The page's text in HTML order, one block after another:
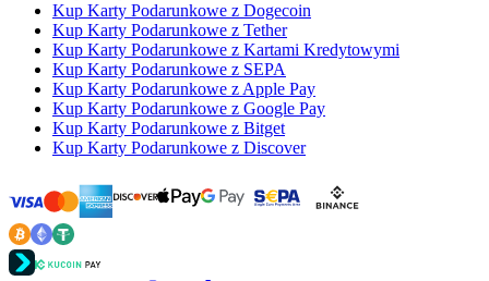
Kup Karty Podarunkowe z Dogecoin
Kup Karty Podarunkowe z Tether
Kup Karty Podarunkowe z Kartami Kredytowymi
Kup Karty Podarunkowe z SEPA
Kup Karty Podarunkowe z Apple Pay
Kup Karty Podarunkowe z Google Pay
Kup Karty Podarunkowe z Bitget
Kup Karty Podarunkowe z Discover